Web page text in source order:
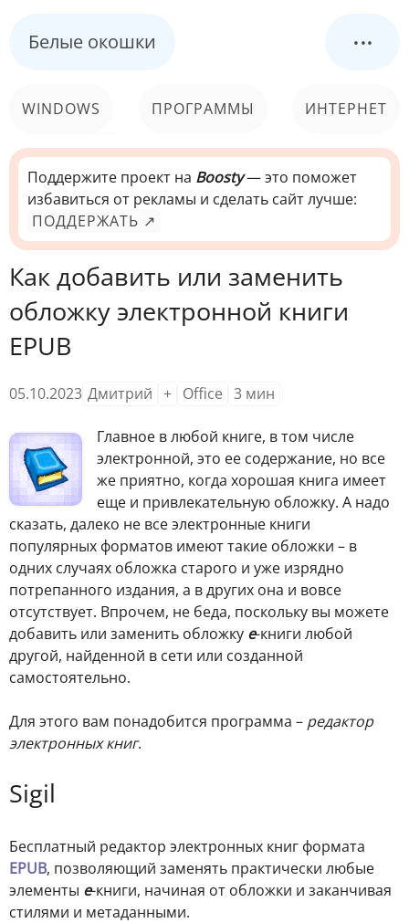
Белые окошки ...
WINDOWS ПРОГРАММЫ ИНТЕРНЕТ
КОМПЬЮТЕР
СИСТЕМА
Поддержите проект на Boosty— это поможет
избавиться от рекламы и сделать сайт лучше:
ПОДДЕРЖАТЬ ↗
Как добавить или заменить
обложку электронной книги
EPUB
05.10.2023 Дмитрий + Office 3 мин
Главное в любой книге, в том числе
электронной, это ее содержание, но все
же приятно, когда хорошая книга имеет
еще и привлекательную обложку. А надо
сказать, далеко не все электронные книги
популярных форматов имеют такие обложки – в
одних случаях обложка старого и уже изрядно
потрепанного издания, а в других она и вовсе
отсутствует. Впрочем, не беда, поскольку вы можете
добавить или заменить обложку e-книги любой
другой, найденной в сети или созданной
самостоятельно.
Для этого вам понадобится программа – редактор
электронных книг.
Sigil
Бесплатный редактор электронных книг формата
EPUB, позволяющий заменять практически любые
элементы е-книги, начиная от обложки и заканчивая
стилями и метаданными.